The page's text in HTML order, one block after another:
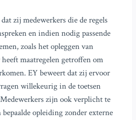
zij medewerkers die de regels
en indien nodig passende
zoals het opleggen van
maatregelen getroffen om
EY beweert dat zij ervoor
willekeurig in de toetsen
zijn ook verplicht te
opleiding zonder externe